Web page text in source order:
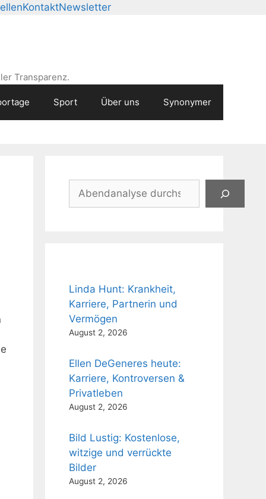
KontaktNewsletter
Transparenz.
Sport Über uns Synonymer
Suchen
Linda Hunt: Krankheit,
Karriere, Partnerin und
Vermögen
August 2, 2026
Ellen DeGeneres heute:
Karriere, Kontroversen &
Privatleben
August 2, 2026
Bild Lustig: Kostenlose,
witzige und verrückte
Bilder
August 2, 2026